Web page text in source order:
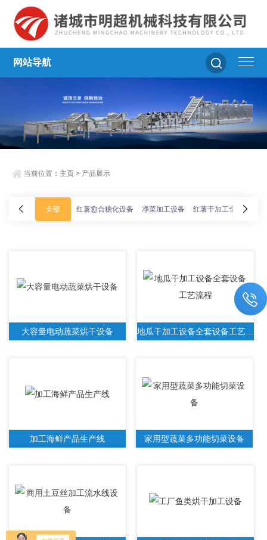
网站导航
当前位置： 主页 > 产品展示
全部 红薯愈合糖化设备 净菜加工设备 红薯干加工全套设备
大容量电动蔬菜烘干设备
加工海鲜产品生产线 家用型蔬菜多功能切菜设备